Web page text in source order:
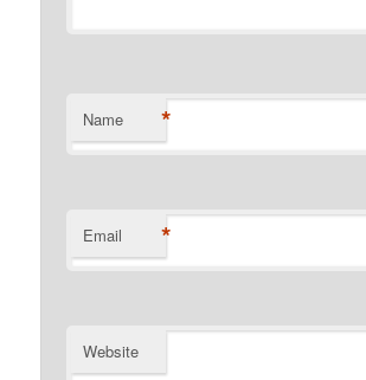
Name *
Email *
Website